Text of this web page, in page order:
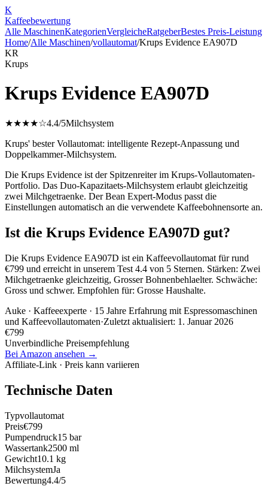
K
Kaffeebewertung
Alle MaschinenKategorienVergleicheRatgeberBestes Preis-Leistung
Home/Alle Maschinen/vollautomat/Krups Evidence EA907D
KR
Krups
Krups Evidence EA907D
★★★★☆4.4/5Milchsystem
Krups' bester Vollautomat: intelligente Rezept-Anpassung und
Doppelkammer-Milchsystem.
Die Krups Evidence ist der Spitzenreiter im Krups-Vollautomaten-
Portfolio. Das Duo-Kapazitaets-Milchsystem erlaubt gleichzeitig
zwei Milchgetraenke. Der Bean Expert-Modus passt die
Einstellungen automatisch an die verwendete Kaffeebohnensorte an.
Ist die Krups Evidence EA907D gut?
Die Krups Evidence EA907D ist ein Kaffeevollautomat für rund
€799 und erreicht in unserem Test 4.4 von 5 Sternen. Stärken: Zwei
Milchgetraenke gleichzeitig, Grosser Bohnenbehlaelter. Schwäche:
Gross und schwer. Empfohlen für: Grosse Haushalte.
Auke · Kaffeeexperte · 15 Jahre Erfahrung mit Espressomaschinen
und Kaffeevollautomaten·Zuletzt aktualisiert: 1. Januar 2026
€799
Unverbindliche Preisempfehlung
Bei Amazon ansehen →
Affiliate-Link · Preis kann variieren
Technische Daten
Typvollautomat
Preis€799
Pumpendruck15 bar
Wassertank2500 ml
Gewicht10.1 kg
MilchsystemJa
Bewertung4.4/5